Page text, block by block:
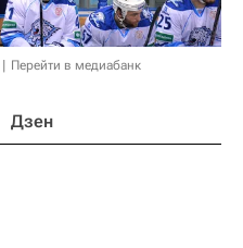
Перейти в медиабанк
Дзен